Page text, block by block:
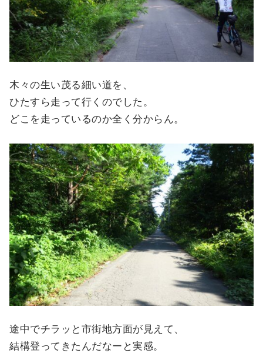
木々の生い茂る細い道を、
ひたすら走って行くのでした。
どこを走っているのか全く分からん。
途中でチラッと市街地方面が見えて、
結構登ってきたんだなーと実感。